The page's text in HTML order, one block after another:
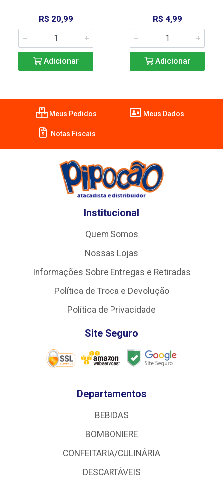
R$ 20,99
Adicionar
R$ 4,99
Adicionar
Meus Pedidos Meus Dados
Notas Fiscais
Institucional
Quem Somos
Nossas Lojas
Informações Sobre Entregas e Retiradas
Política de Troca e Devolução
Política de Privacidade
Site Seguro
Departamentos
BEBIDAS
BOMBONIERE
CONFEITARIA/CULINÁRIA
DESCARTÁVEIS